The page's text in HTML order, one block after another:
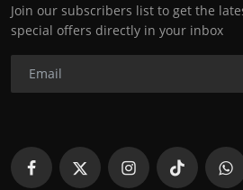
Join our subscribers list to get the
special offers directly in your inbox